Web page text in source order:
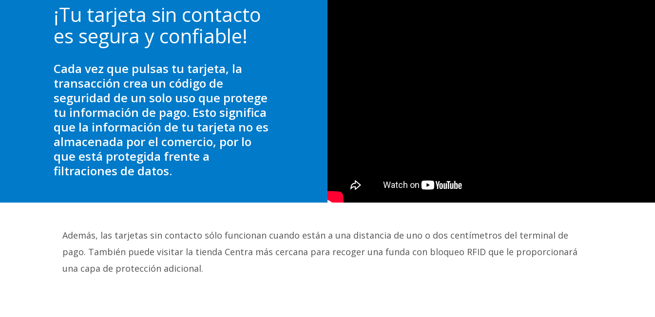
¡Tu tarjeta sin contacto
es segura y confiable!
Cada vez que pulsas tu tarjeta, la
transacción crea un código de
seguridad de un solo uso que protege
tu información de pago. Esto significa
que la información de tu tarjeta no es
almacenada por el comercio, por lo
que está protegida frente a
filtraciones de datos.
Además, las tarjetas sin contacto sólo funcionan cuando están a una distancia de uno o dos centímetros del terminal de
pago. También puede visitar la tienda Centra más cercana para recoger una funda con bloqueo RFID que le proporcionará
una capa de protección adicional.